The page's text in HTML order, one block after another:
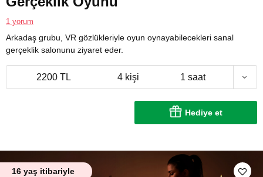
1 yorum
Arkadaş grubu, VR gözlükleriyle oyun oynayabilecekleri sanal
gerçeklik salonunu ziyaret eder.
2200 TL 4 kişi 1 saat
Hediye et
16 yaş itibariyle